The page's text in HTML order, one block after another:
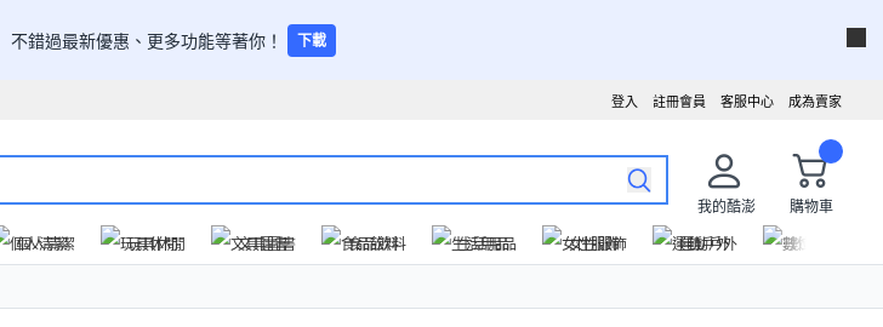
不錯過最新優惠、更多功能等著你！ 下載
成為賣家
客服中心
註冊會員
登入
我的酷澎
購物車
個人清潔 玩具休閒 文具圖書 食品飲料 生活用品 女性服飾 運動戶外 數位家電